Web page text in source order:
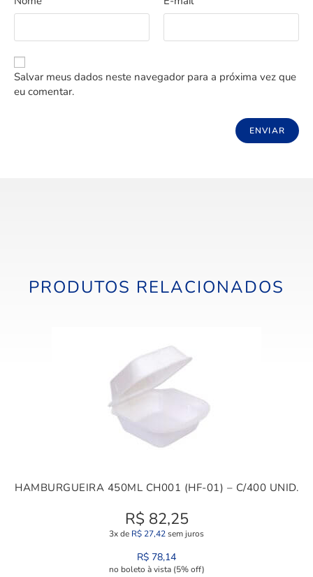
Salvar meus dados neste navegador para a próxima vez que
eu comentar.
PRODUTOS RELACIONADOS
HAMBURGUEIRA 450ML CH001 (HF-01) – C/400 UNID.
R$ 82,25
3x de R$ 27,42sem juros
R$ 78,14
no boleto à vista (5% off)